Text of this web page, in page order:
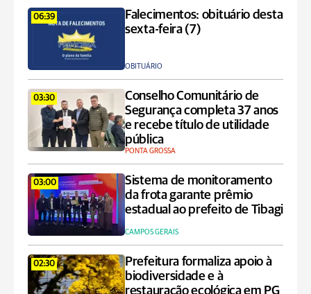
06:39
Falecimentos: obituário desta
sexta-feira (7)
OBITUÁRIO
03:30
Conselho Comunitário de
Segurança completa 37 anos
e recebe título de utilidade
pública
PONTA GROSSA
03:00
Sistema de monitoramento
da frota garante prêmio
estadual ao prefeito de Tibagi
CAMPOS GERAIS
02:30
Prefeitura formaliza apoio à
biodiversidade e à
restauração ecológica em PG